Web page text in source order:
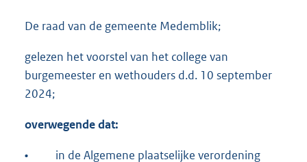
De raad van de gemeente Medemblik;
gelezen het voorstel van het college van
burgemeester en wethouders d.d. 10 september
2024;
overwegende dat:
•
in de Algemene plaatselijke verordening